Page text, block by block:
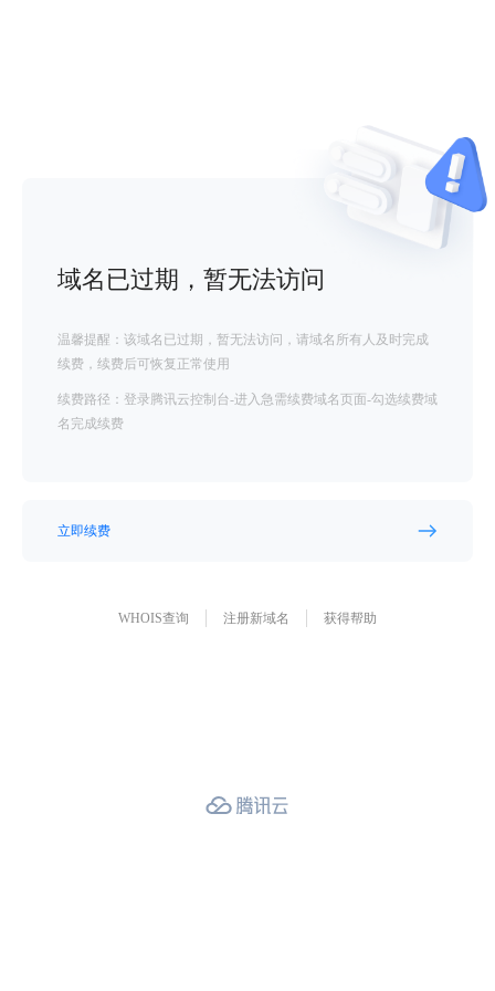
域名已过期，暂无法访问
温馨提醒：该域名已过期，暂无法访问，请域名所有人及时完成
续费，续费后可恢复正常使用
续费路径：登录腾讯云控制台-进入急需续费域名页面-勾选续费域
名完成续费
立即续费
WHOIS查询 注册新域名 获得帮助